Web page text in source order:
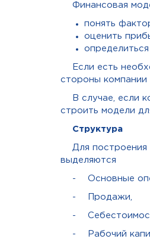
Финансовая
понять
оценить
определиться
Если есть
стороны компании
В случае, если
строить модели
Структура
Для
выделяются
- Основные
- Продажи,
-
- Рабочий